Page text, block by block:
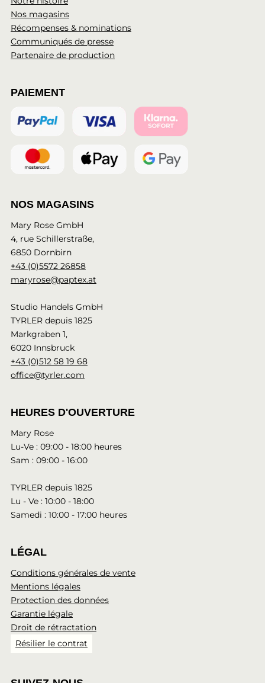
Nos magasins
Récompenses & nominations
Communiqués de presse
Partenaire de production
PAIEMENT
NOS MAGASINS
Mary Rose GmbH
4, rue Schillerstraße,
6850 Dornbirn
+43 (0)5572 26858
maryrose@paptex.at
Studio Handels GmbH
TYRLER depuis 1825
Markgraben 1,
6020 Innsbruck
+43 (0)512 58 19 68
office@tyrler.com
HEURES D'OUVERTURE
Mary Rose
Lu-Ve : 09:00 - 18:00 heures
Sam : 09:00 - 16:00
TYRLER depuis 1825
Lu - Ve : 10:00 - 18:00
Samedi : 10:00 - 17:00 heures
LÉGAL
Conditions générales de vente
Mentions légales
Protection des données
Garantie légale
Droit de rétractation
Résilier le contrat